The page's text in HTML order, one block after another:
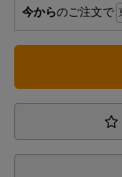
今からのご注文で